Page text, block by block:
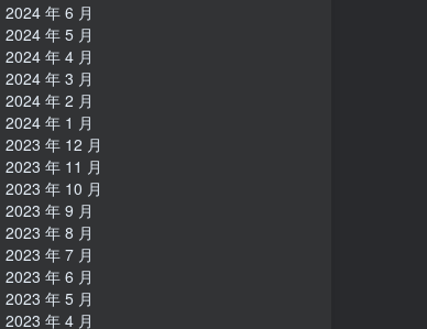
2024 年 6 月
2024 年 5 月
2024 年 4 月
2024 年 3 月
2024 年 2 月
2024 年 1 月
2023 年 12 月
2023 年 11 月
2023 年 10 月
2023 年 9 月
2023 年 8 月
2023 年 7 月
2023 年 6 月
2023 年 5 月
2023 年 4 月